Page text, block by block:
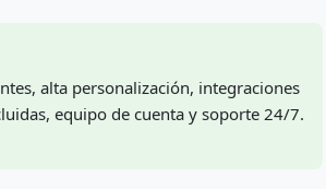
alta personalización, integraciones
equipo de cuenta y soporte 24/7.